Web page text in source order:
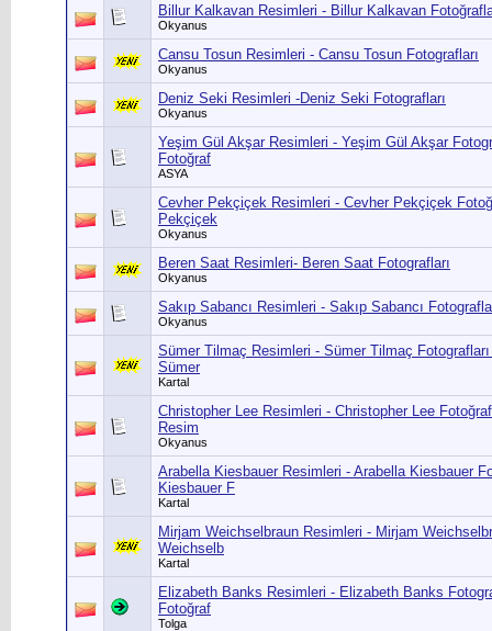
Billur Kalkavan Resimleri - Billur Kalkavan
Okyanus
Cansu Tosun Resimleri - Cansu Tosun Fotografları
Okyanus
Deniz Seki Resimleri -Deniz Seki Fotografları
Okyanus
Yeşim Gül Akşar Resimleri - Yeşim Gül Akşar
Fotoğraf
ASYA
Cevher Pekçiçek Resimleri - Cevher Pekçiçek
Pekçiçek
Okyanus
Beren Saat Resimleri- Beren Saat Fotografları
Okyanus
Sakıp Sabancı Resimleri - Sakıp Sabancı
Okyanus
Sümer Tilmaç Resimleri - Sümer Tilmaç
Sümer
Kartal
Christopher Lee Resimleri - Christopher Lee
Resim
Okyanus
Arabella Kiesbauer Resimleri - Arabella Kiesbauer
Kiesbauer F
Kartal
Mirjam Weichselbraun Resimleri - Mirjam
Weichselb
Kartal
Elizabeth Banks Resimleri - Elizabeth Banks
Fotoğraf
Tolga